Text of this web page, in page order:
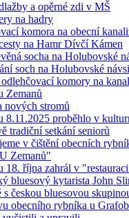
a opěrné zdi v MŠ
na hadry
komora na obecní
na Hamr Dívčí Kámen
socha na Holubovské
soch na Holubovské návsi
komory na
Zemanů
nových stromů
8.11.2025 proběhlo v
tradiční setkání seniorů
v čištění obecních
Zemanů"
18. října zahrál v
bluesový kytarista John
s českou bluesovou
obecního rybníka u